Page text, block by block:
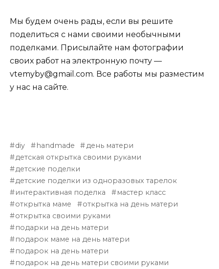
Мы будем очень рады, если вы решите
поделиться с нами своими необычными
поделками. Присылайте нам фотографии
своих работ на электронную почту —
vtemyby@gmail.com. Все работы мы разместим
у нас на сайте.
diy handmade
день матери
детская открытка своими руками
детские поделки
детские поделки из одноразовых тарелок
интерактивная поделка
мастер класс
открытка маме
открытка на день матери
открытка своими руками
подарки на день матери
подарок маме на день матери
подарок на день матери
подарок на день матери своими руками